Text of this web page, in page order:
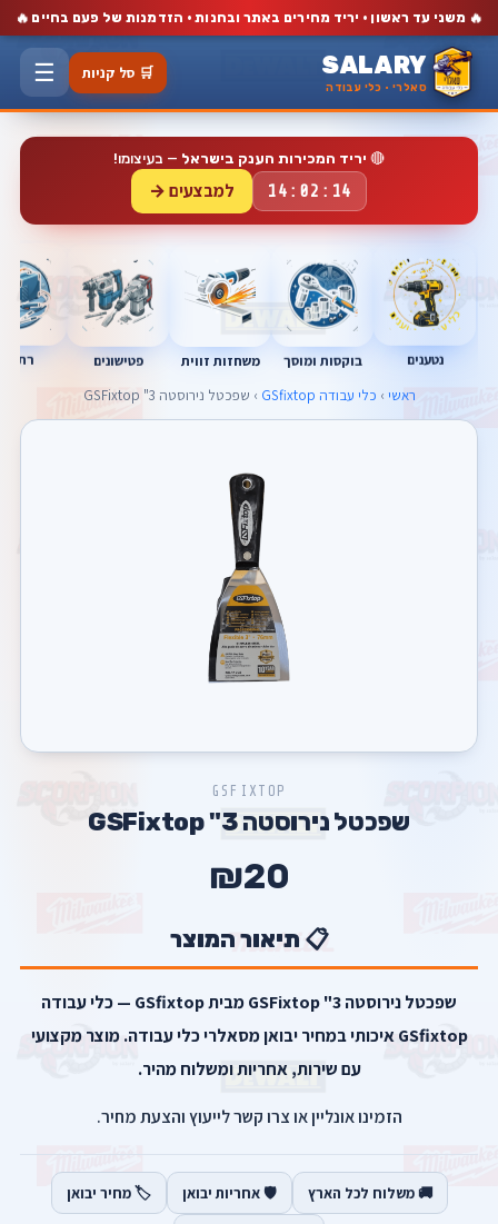
🔥 משני עד ראשון · יריד מחירים באתר ובחנות · הזדמנות של פעם בחיים 🔥
SALARY
סאלרי · כלי עבודה
🛒 סל קניות ☰
🔴 יריד המכירות הענק בישראל — בעיצומו!
14:02:13 למבצעים →
נטענים בוקסות ומוסך משחזות זווית פטישונים
ראשי › כלי עבודה GSfixtop › שפכטל נירוסטה 3" GSFixtop
GSFIXTOP
שפכטל נירוסטה 3" GSFixtop
₪20
📋 תיאור המוצר
שפכטל נירוסטה 3" GSFixtop מבית GSfixtop — כלי עבודה
GSfixtop איכותי במחיר יבואן מסאלרי כלי עבודה. מוצר מקצועי
עם שירות, אחריות ומשלוח מהיר.
הזמינו אונליין או צרו קשר לייעוץ והצעת מחיר.
🚚 משלוח לכל הארץ 🛡️ אחריות יבואן 🏷️ מחיר יבואן